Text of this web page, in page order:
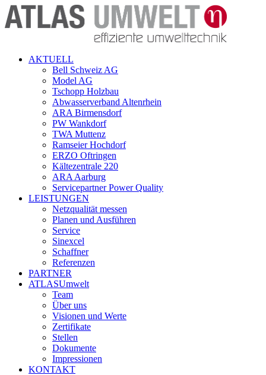
AKTUELL
Bell Schweiz AG
Model AG
Tschopp Holzbau
Abwasserverband Altenrhein
ARA Birmensdorf
PW Wankdorf
TWA Muttenz
Ramseier Hochdorf
ERZO Oftringen
Kältezentrale 220
ARA Aarburg
Servicepartner Power Quality
LEISTUNGEN
Netzqualität messen
Planen und Ausführen
Service
Sinexcel
Schaffner
Referenzen
PARTNER
ATLASUmwelt
Team
Über uns
Visionen und Werte
Zertifikate
Stellen
Dokumente
Impressionen
KONTAKT